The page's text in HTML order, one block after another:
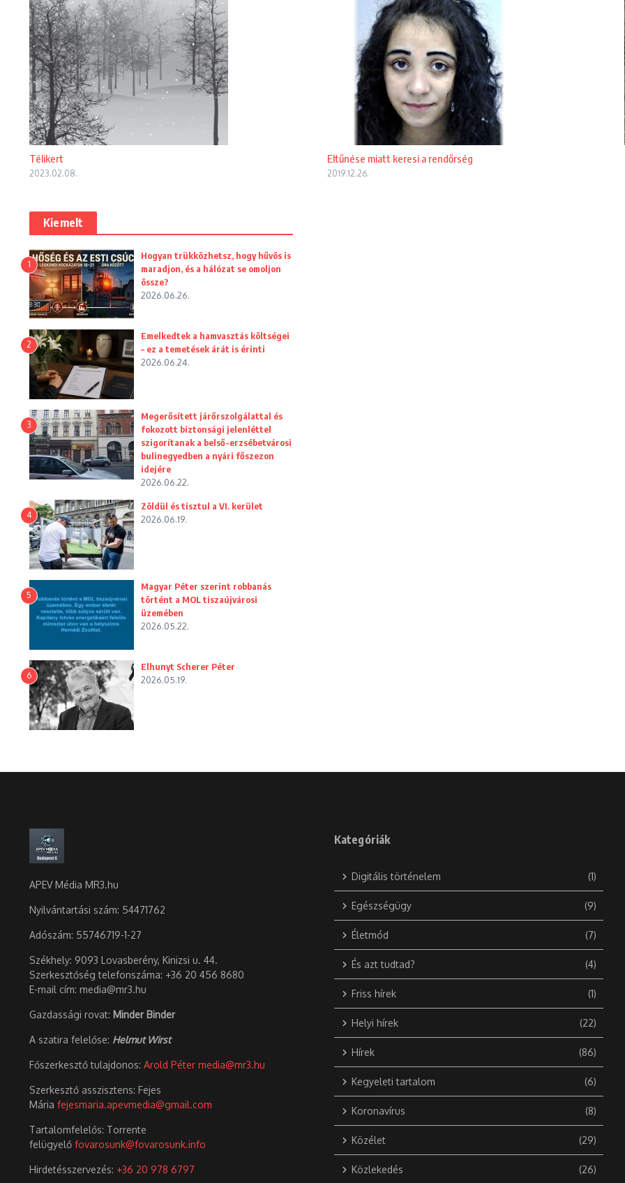
Télikert
2023.02.08.
Eltűnése miatt keresi a rendőrség
2019.12.26.
Kiemelt
1
Hogyan trükközhetsz, hogy hűvös is
maradjon, és a hálózat se omoljon
össze?
2026.06.26.
2
Emelkedtek a hamvasztás költségei
– ez a temetések árát is érinti
2026.06.24.
3
Megerősített járőrszolgálattal és
fokozott biztonsági jelenléttel
szigorítanak a belső-erzsébetvárosi
bulinegyedben a nyári főszezon
idejére
2026.06.22.
4
Zöldül és tisztul a VI. kerület
2026.06.19.
5
Magyar Péter szerint robbanás
történt a MOL tiszaújvárosi
üzemében
2026.05.22.
6
Elhunyt Scherer Péter
2026.05.19.
APEV Média MR3.hu
Nyilvántartási szám: 54471762
Adószám: 55746719-1-27
Székhely: 9093 Lovasberény, Kinizsi u. 44.
Szerkesztőség telefonszáma: +36 20 456 8680
E-mail cím: media@mr3.hu
Gazdassági rovat: Minder Binder
A szatira felelőse: Helmut Wirst
Főszerkesztő tulajdonos: Arold Péter media@mr3.hu
Szerkesztő asszisztens: Fejes
Mária fejesmaria.apevmedia@gmail.com
Tartalomfelelős: Torrente
felügyelő fovarosunk@fovarosunk.info
Hirdetésszervezés: +36 20 978 6797
Kategóriák
Digitális történelem (1)
Egészségügy (9)
Életmód (7)
És azt tudtad? (4)
Friss hírek (1)
Helyi hírek (22)
Hírek (86)
Kegyeleti tartalom (6)
Koronavírus (8)
Közélet (29)
Közlekedés (26)